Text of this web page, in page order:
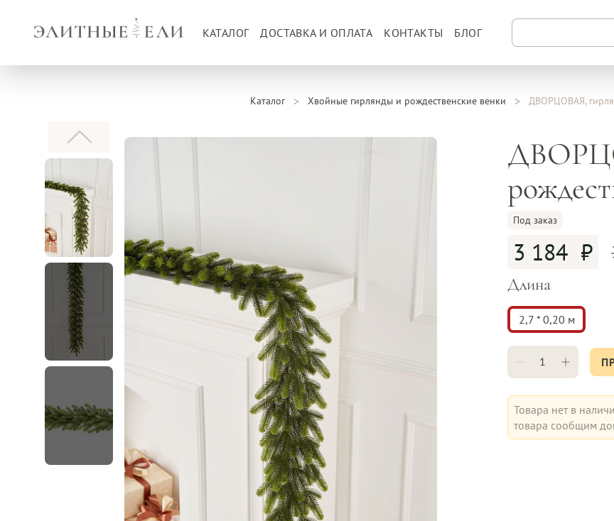
КАТАЛОГ ДОСТАВКА И ОПЛАТА КОНТАКТЫ БЛОГ
Каталог Хвойные гирлянды и рождественские венки ДВОРЦОВАЯ,
Под заказ
3 184
Длина
2,7 * 0,20 м
Товара нет в
товара сообщим